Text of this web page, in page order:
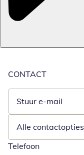
CONTACT
Stuur e-mail
Opent e-mailclient
Alle contactopties
Telefoon